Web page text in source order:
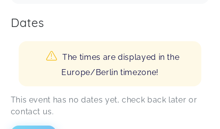
Dates
The times are displayed in the
Europe/Berlin timezone!
This event has no dates yet, check back later or
contact us.